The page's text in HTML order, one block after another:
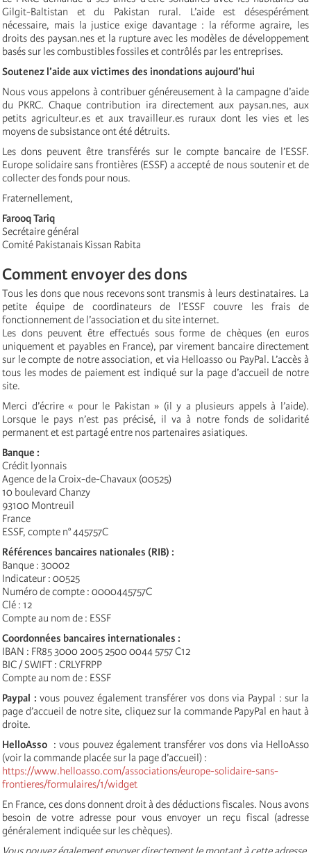
Gilgit-Baltistan et du Pakistan rural. L’aide est désespérément
nécessaire, mais la justice exige davantage : la réforme agraire, les
droits des paysan.nes et la rupture avec les modèles de développement
basés sur les combustibles fossiles et contrôlés par les entreprises.
Soutenez l’aide aux victimes des inondations aujourd’hui
Nous vous appelons à contribuer généreusement à la campagne d’aide
du PKRC. Chaque contribution ira directement aux paysan.nes, aux
petits agriculteur.es et aux travailleur.es ruraux dont les vies et les
moyens de subsistance ont été détruits.
Les dons peuvent être transférés sur le compte bancaire de l’ESSF.
Europe solidaire sans frontières (ESSF) a accepté de nous soutenir et de
collecter des fonds pour nous.
Fraternellement,
Farooq Tariq
Secrétaire général
Comité Pakistanais Kissan Rabita
Comment envoyer des dons
Tous les dons que nous recevons sont transmis à leurs destinataires. La
petite équipe de coordinateurs de l’ESSF couvre les frais de
fonctionnement de l’association et du site internet.
Les dons peuvent être effectués sous forme de chèques (en euros
uniquement et payables en France), par virement bancaire directement
sur le compte de notre association, et via Helloasso ou PayPal. L’accès à
tous les modes de paiement est indiqué sur la page d’accueil de notre
site.
Merci d’écrire « pour le Pakistan » (il y a plusieurs appels à l’aide).
Lorsque le pays n’est pas précisé, il va à notre fonds de solidarité
permanent et est partagé entre nos partenaires asiatiques.
Banque :
Crédit lyonnais
Agence de la Croix-de-Chavaux (00525)
10 boulevard Chanzy
93100 Montreuil
France
ESSF, compte n° 445757C
Références bancaires nationales (RIB) :
Banque : 30002
Indicateur : 00525
Numéro de compte : 0000445757C
Clé : 12
Compte au nom de : ESSF
Coordonnées bancaires internationales :
IBAN : FR85 3000 2005 2500 0044 5757 C12
BIC / SWIFT : CRLYFRPP
Compte au nom de : ESSF
Paypal : vous pouvez également transférer vos dons via Paypal : sur la
page d’accueil de notre site, cliquez sur la commande PapyPal en haut à
droite.
HelloAsso : vous pouvez également transférer vos dons via HelloAsso
(voir la commande placée sur la page d’accueil) :
https://www.helloasso.com/associations/europe-solidaire-sans-
frontieres/formulaires/1/widget
En France, ces dons donnent droit à des déductions fiscales. Nous avons
besoin de votre adresse pour vous envoyer un reçu fiscal (adresse
généralement indiquée sur les chèques).